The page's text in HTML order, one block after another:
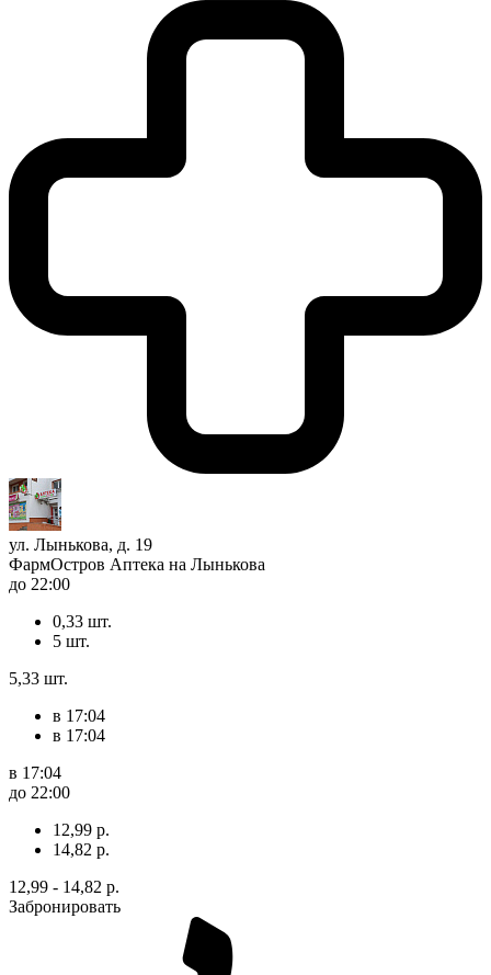
ул. Лынькова, д. 19
ФармОстров Аптека на Лынькова
до 22:00
0,33 шт.
5 шт.
5,33 шт.
в 17:04
в 17:04
в 17:04
до 22:00
12,99 р.
14,82 р.
12,99 - 14,82 р.
Забронировать